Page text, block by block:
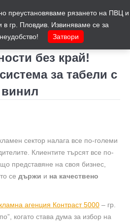
без край!
за табели с
винил
сектор налага все по-големи
Клиентите търсят все по-
представяне на своя бизнес,
се държи и на качествено
агенция Контраст 5000 – гр.
когато става дума за избор на
преустановяваме рязането на ПВЦ и
в гр. Пловдив. Извиняваме се за
Затвори